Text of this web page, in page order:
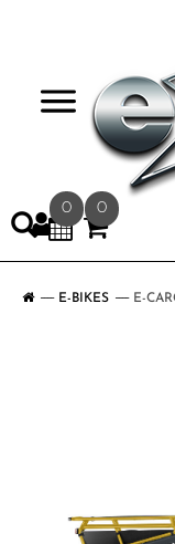
0 0
E-BIKES E-